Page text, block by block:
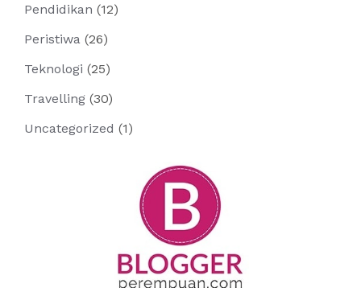
Pendidikan (12)
Peristiwa (26)
Teknologi (25)
Travelling (30)
Uncategorized (1)